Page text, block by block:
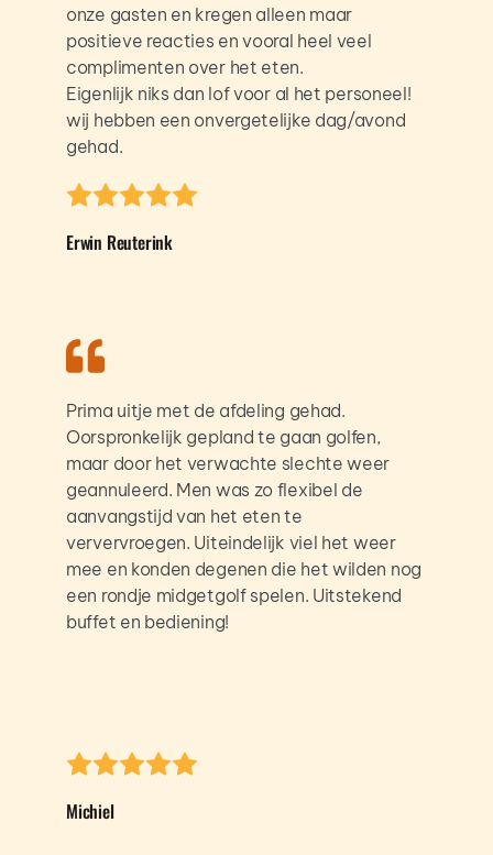
onze gasten en kregen alleen maar
positieve reacties en vooral heel veel
complimenten over het eten.
Eigenlijk niks dan lof voor al het personeel!
wij hebben een onvergetelijke dag/avond
gehad.
Erwin Reuterink
Prima uitje met de afdeling gehad.
Oorspronkelijk gepland te gaan golfen,
maar door het verwachte slechte weer
geannuleerd. Men was zo flexibel de
aanvangstijd van het eten te
ververvroegen. Uiteindelijk viel het weer
mee en konden degenen die het wilden nog
een rondje midgetgolf spelen. Uitstekend
buffet en bediening!
Michiel